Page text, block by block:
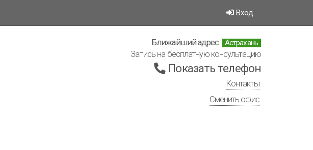
Вход
Ближайший адрес: Астрахань
Запись на бесплатную консультацию
Показать телефон
Контакты
Сменить офис